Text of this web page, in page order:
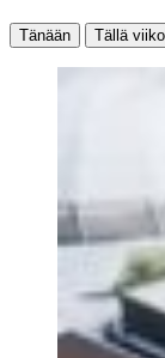
Tänään Tällä